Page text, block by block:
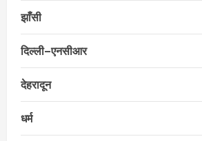
झाँसी
दिल्ली–एनसीआर
देहरादून
धर्म